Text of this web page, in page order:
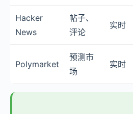
Hacker
News
帖子、
评论
实时
Polymarket
预测市
场
实时